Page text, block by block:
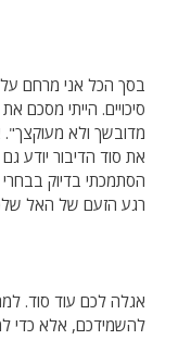
בסך הכל אני מרחם
סיכויים. הייתי
מדובשך ולא
את סוד הדיבור יודע
הסתמכתי בדיוק בבחרי
רגע הזעם של האל
אגלה לכם עוד סוד.
להשמידכם, אלא כדי